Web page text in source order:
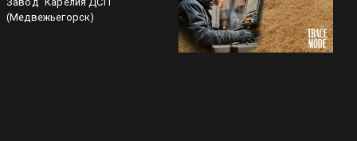
(Медвежьегорск)